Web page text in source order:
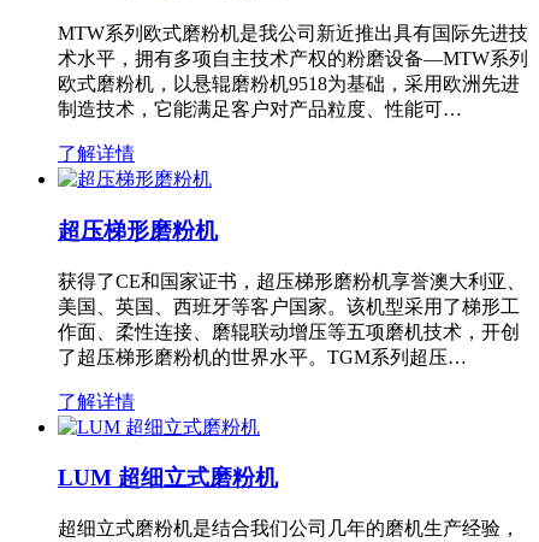
MTW系列欧式磨粉机是我公司新近推出具有国际先进技
术水平，拥有多项自主技术产权的粉磨设备—MTW系列
欧式磨粉机，以悬辊磨粉机9518为基础，采用欧洲先进
制造技术，它能满足客户对产品粒度、性能可…
了解详情
超压梯形磨粉机
获得了CE和国家证书，超压梯形磨粉机享誉澳大利亚、
美国、英国、西班牙等客户国家。该机型采用了梯形工
作面、柔性连接、磨辊联动增压等五项磨机技术，开创
了超压梯形磨粉机的世界水平。TGM系列超压…
了解详情
LUM 超细立式磨粉机
超细立式磨粉机是结合我们公司几年的磨机生产经验，